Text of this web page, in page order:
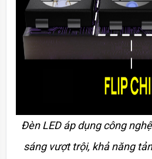
Đèn LED áp dụng công
sáng vượt trội, khả năng